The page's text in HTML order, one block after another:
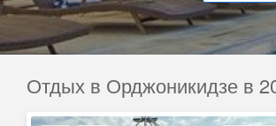
Отдых в Орджоникидзе в